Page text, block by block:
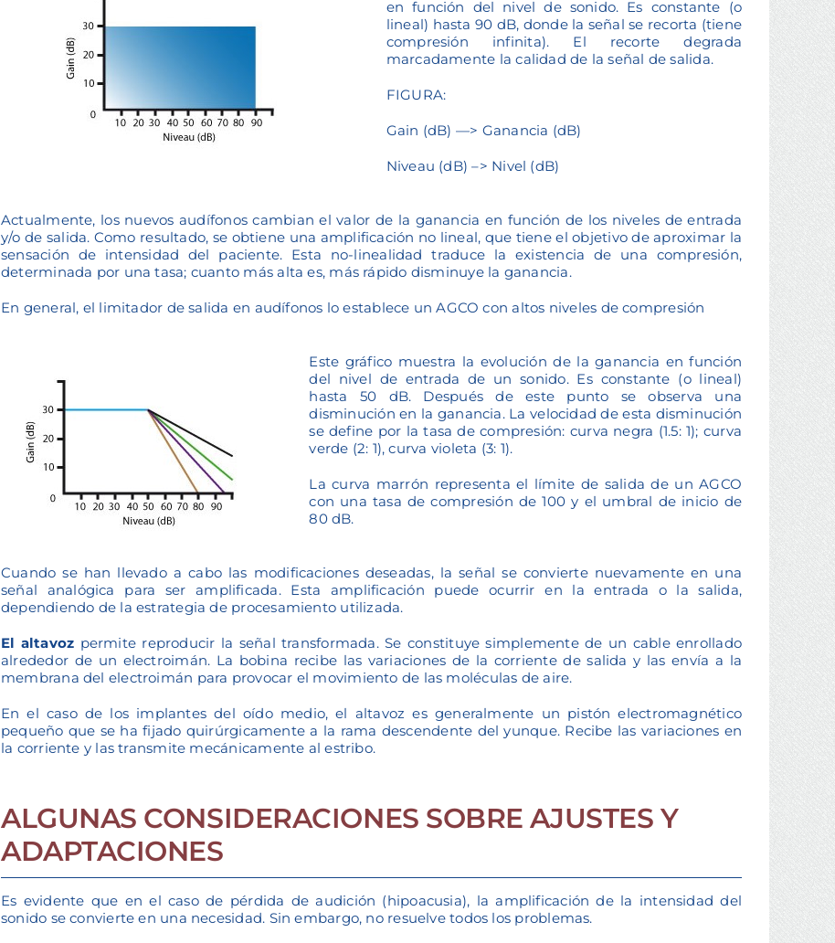
en función del nivel de sonido. Es constante (o
lineal) hasta 90 dB, donde la señal se recorta (tiene
compresión infinita). El recorte degrada
marcadamente la calidad de la señal de salida.
FIGURA:
Gain (dB) —> Ganancia (dB)
Niveau (dB) –> Nivel (dB)
Actualmente, los nuevos audífonos cambian el valor de la ganancia en función de los niveles de entrada
y/o de salida. Como resultado, se obtiene una amplificación no lineal, que tiene el objetivo de aproximar la
sensación de intensidad del paciente. Esta no-linealidad traduce la existencia de una compresión,
determinada por una tasa; cuanto más alta es, más rápido disminuye la ganancia.
En general, el limitador de salida en audífonos lo establece un AGCO con altos niveles de compresión
Este gráfico muestra la evolución de la ganancia en función
del nivel de entrada de un sonido. Es constante (o lineal)
hasta 50 dB. Después de este punto se observa una
disminución en la ganancia. La velocidad de esta disminución
se define por la tasa de compresión: curva negra (1.5: 1); curva
verde (2: 1), curva violeta (3: 1).
La curva marrón representa el límite de salida de un AGCO
con una tasa de compresión de 100 y el umbral de inicio de
80 dB.
Cuando se han llevado a cabo las modificaciones deseadas, la señal se convierte nuevamente en una
señal analógica para ser amplificada. Esta amplificación puede ocurrir en la entrada o la salida,
dependiendo de la estrategia de procesamiento utilizada.
El altavoz permite reproducir la señal transformada. Se constituye simplemente de un cable enrollado
alrededor de un electroimán. La bobina recibe las variaciones de la corriente de salida y las envía a la
membrana del electroimán para provocar el movimiento de las moléculas de aire.
En el caso de los implantes del oído medio, el altavoz es generalmente un pistón electromagnético
pequeño que se ha fijado quirúrgicamente a la rama descendente del yunque. Recibe las variaciones en
la corriente y las transmite mecánicamente al estribo.
ALGUNAS CONSIDERACIONES SOBRE AJUSTES Y
ADAPTACIONES
Es evidente que en el caso de pérdida de audición (hipoacusia), la amplificación de la intensidad del
sonido se convierte en una necesidad. Sin embargo, no resuelve todos los problemas.